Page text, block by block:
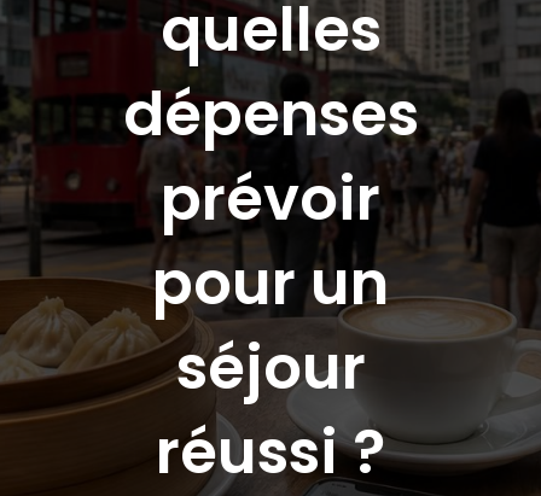
quelles
dépenses
prévoir
pour un
séjour
réussi ?